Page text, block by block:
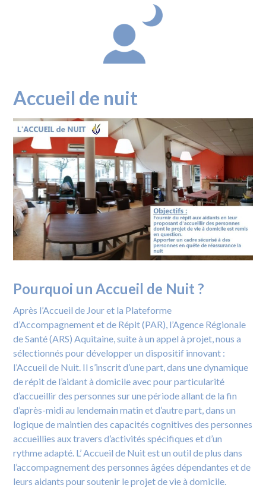
Accueil de nuit
Pourquoi un Accueil de Nuit ?
Après l’Accueil de Jour et la Plateforme
d’Accompagnement et de Répit (PAR), l’Agence Régionale
de Santé (ARS) Aquitaine, suite à un appel à projet, nous a
sélectionnés pour développer un dispositif innovant :
l’Accueil de Nuit. Il s’inscrit d’une part, dans une dynamique
de répit de l’aidant à domicile avec pour particularité
d’accueillir des personnes sur une période allant de la fin
d’après-midi au lendemain matin et d’autre part, dans un
logique de maintien des capacités cognitives des personnes
accueillies aux travers d’activités spécifiques et d’un
rythme adapté. L’ Accueil de Nuit est un outil de plus dans
l’accompagnement des personnes âgées dépendantes et de
leurs aidants pour soutenir le projet de vie à domicile.